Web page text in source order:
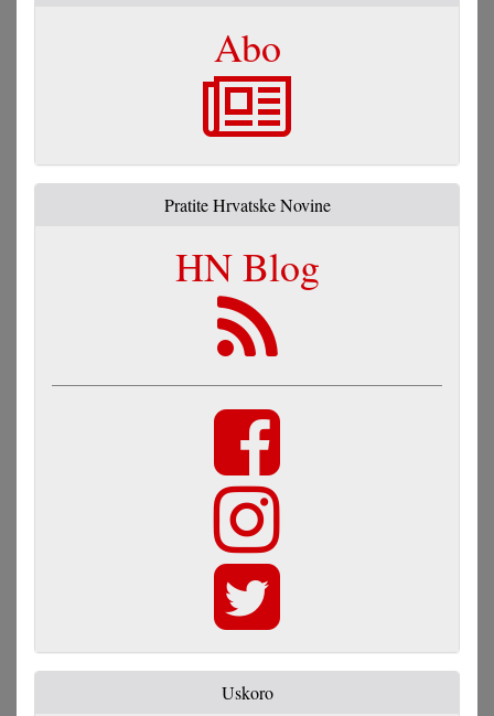
Abo
Pratite Hrvatske Novine
HN Blog
Uskoro